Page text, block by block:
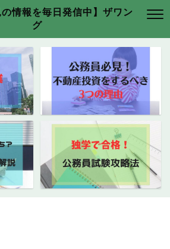
の情報を毎日発信中】ザワン
グ